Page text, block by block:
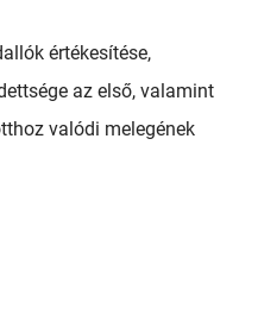
értékesítése,
az első, valamint
valódi melegének